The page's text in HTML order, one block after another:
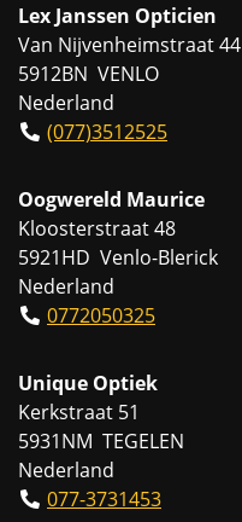
Lex Janssen Opticien
Van Nijvenheimstraat 44
5912BN VENLO
Nederland
(077)3512525
Oogwereld Maurice
Kloosterstraat 48
5921HD Venlo-Blerick
Nederland
0772050325
Unique Optiek
Kerkstraat 51
5931NM TEGELEN
Nederland
077-3731453